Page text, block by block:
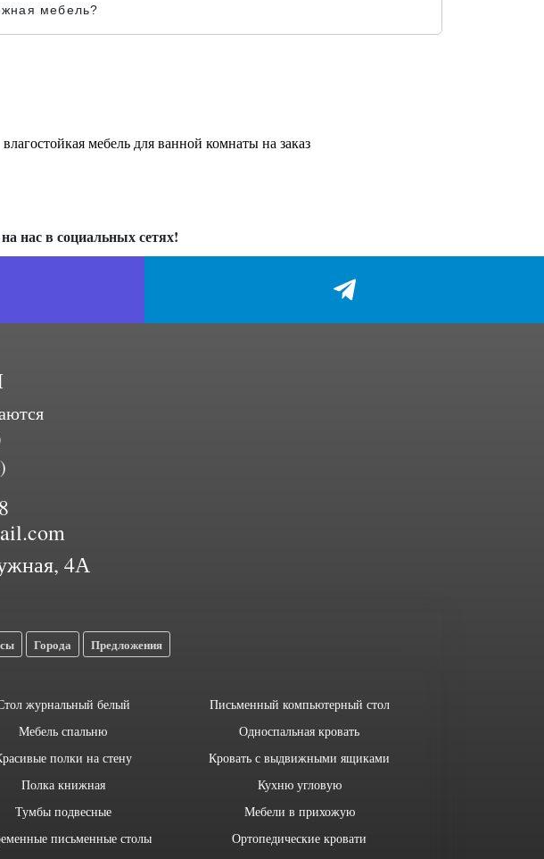
мебель?
влагостойкая мебель для ванной комнаты на заказ
нас в социальных сетях!
4А
Города Предложения
журнальный белый
Мебель спальню
полки на стену
Полка книжная
Тумбы подвесные
письменные столы
Письменный компьютерный стол
Односпальная кровать
Кровать с выдвижными ящиками
Кухню угловую
Мебели в прихожую
Ортопедические кровати